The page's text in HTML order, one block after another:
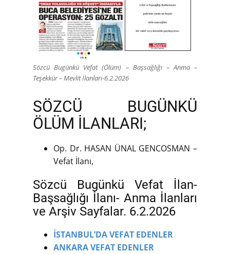
Sözcü Bugünkü Vefat (Ölüm) – Başsağlığı – Anma –
Teşekkür – Mevlit İlanları-6.2.2026
SÖZCÜ BUGÜNKÜ
ÖLÜM İLANLARI;
Op. Dr. HASAN ÜNAL GENCOSMAN –
Vefat İlanı,
Sözcü Bugünkü Vefat İlan-
Başsağlığı İlanı- Anma İlanları
ve Arşiv Sayfalar. 6.2.2026
İSTANBUL’DA VEFAT EDENLER
ANKARA VEFAT EDENLER